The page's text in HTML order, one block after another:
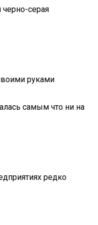
серая
руками
самым что ни на
редко